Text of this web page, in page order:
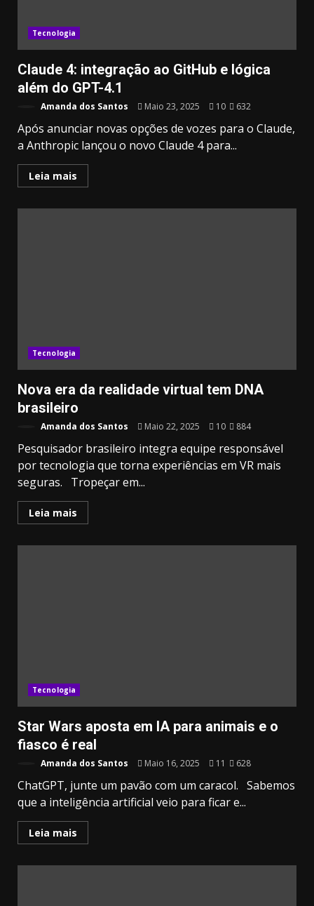
Tecnologia
Claude 4: integração ao GitHub e lógica
além do GPT-4.1
Amanda dos Santos Maio 23, 2025 10 632
Após anunciar novas opções de vozes para o Claude,
a Anthropic lançou o novo Claude 4 para...
Leia mais
Tecnologia
Nova era da realidade virtual tem DNA
brasileiro
Amanda dos Santos Maio 22, 2025 10 884
Pesquisador brasileiro integra equipe responsável
por tecnologia que torna experiências em VR mais
seguras. Tropeçar em...
Leia mais
Tecnologia
Star Wars aposta em IA para animais e o
fiasco é real
Amanda dos Santos Maio 16, 2025 11 628
ChatGPT, junte um pavão com um caracol. Sabemos
que a inteligência artificial veio para ficar e...
Leia mais